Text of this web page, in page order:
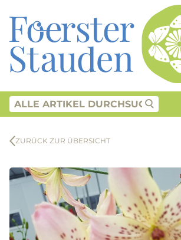
ZURÜCK ZUR ÜBERSICHT